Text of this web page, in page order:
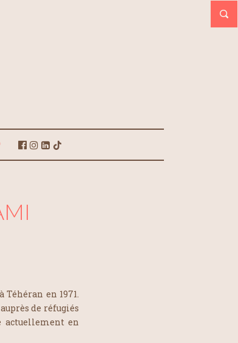
en 1971.
de réfugiés
actuellement en